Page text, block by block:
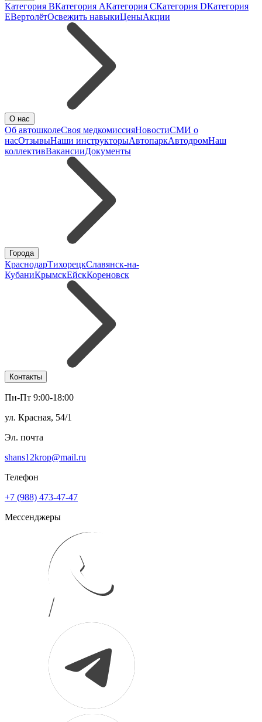
Категория BКатегория AКатегория CКатегория DКатегория
EВертолётОсвежить навыкиЦеныАкции
О нас
Об автошколеСвоя медкомиссияНовостиСМИ о
насОтзывыНаши инструкторыАвтопаркАвтодромНаш
коллективВакансииДокументы
Города
КраснодарТихорецкСлавянск-на-
КубаниКрымскЕйскКореновск
Контакты
Пн-Пт 9:00-18:00
ул. Красная, 54/1
Эл. почта
shans12krop@mail.ru
Телефон
+7 (988) 473-47-47
Мессенджеры